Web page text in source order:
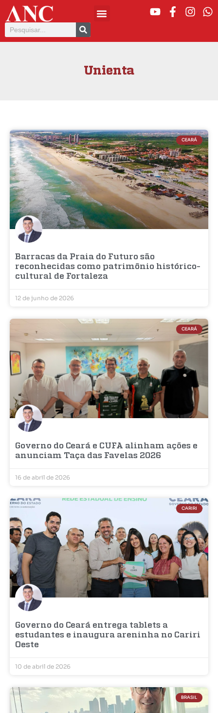
Unienta
CEARÁ
Barracas da Praia do Futuro são
reconhecidas como patrimônio histórico-
cultural de Fortaleza
12 de junho de 2026
CEARÁ
Governo do Ceará e CUFA alinham ações e
anunciam Taça das Favelas 2026
16 de abril de 2026
CARIRI
Governo do Ceará entrega tablets a
estudantes e inaugura areninha no Cariri
Oeste
10 de abril de 2026
BRASIL